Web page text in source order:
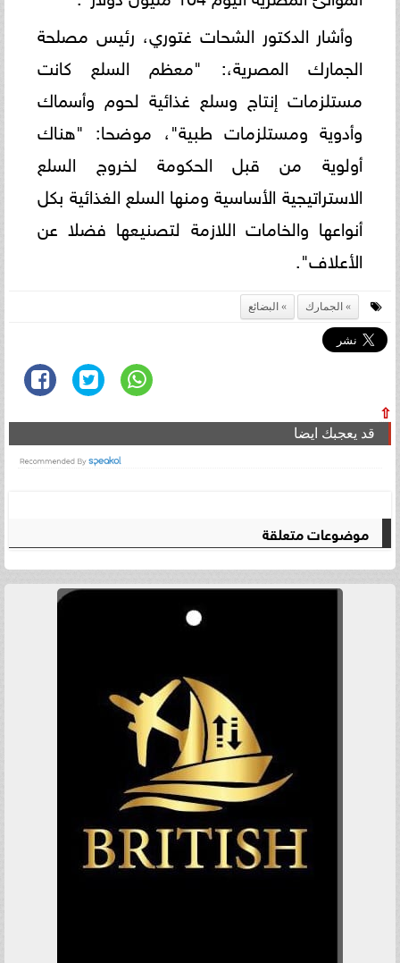
وأشار الدكتور الشحات غتوري، رئيس مصلحة
الجمارك المصرية،: "معظم السلع كانت
مستلزمات إنتاج وسلع غذائية لحوم وأسماك
وأدوية ومستلزمات طبية"، موضحا: "هناك
أولوية من قبل الحكومة لخروج السلع
الاستراتيجية الأساسية ومنها السلع الغذائية بكل
أنواعها والخامات اللازمة لتصنيعها فضلا عن
الأعلاف".
الجمارك البضائع
⇧
قد يعجبك ايضا
موضوعات متعلقة